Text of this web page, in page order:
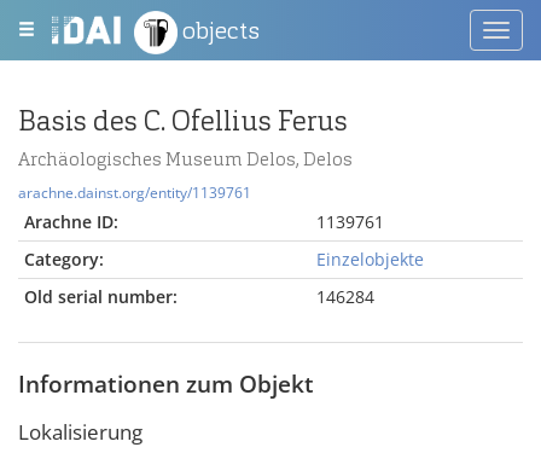
objects
Basis des C. Ofellius Ferus
Archäologisches Museum Delos, Delos
arachne.dainst.org/entity/1139761
Arachne ID:
1139761
Category:
Einzelobjekte
Old serial number:
146284
Informationen zum Objekt
Lokalisierung